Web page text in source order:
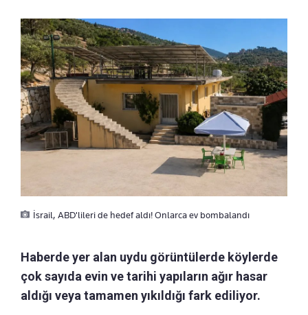
İsrail, ABD'lileri de hedef aldı! Onlarca ev bombalandı
Haberde yer alan uydu görüntülerde köylerde
çok sayıda evin ve tarihi yapıların ağır hasar
aldığı veya tamamen yıkıldığı fark ediliyor.